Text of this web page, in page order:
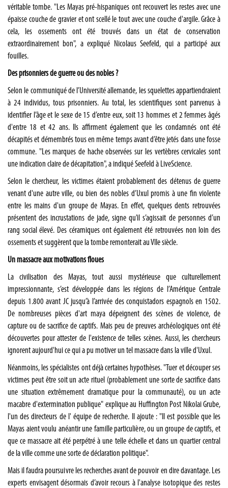
véritable tombe. "Les Mayas pré-hispaniques ont recouvert les restes avec une
épaisse couche de gravier et ont scellé le tout avec une couche d'argile. Grâce à
cela, les ossements ont été trouvés dans un état de conservation
extraordinairement bon", a expliqué Nicolaus Seefeld, qui a participé aux
fouilles.
Des prisonniers de guerre ou des nobles ?
Selon le communiqué de l’Université allemande, les squelettes appartiendraient
à 24 individus, tous prisonniers. Au total, les scientifiques sont parvenus à
identifier l’âge et le sexe de 15 d’entre eux, soit 13 hommes et 2 femmes âgés
d'entre 18 et 42 ans. Ils affirment également que les condamnés ont été
décapités et démembrés tous en même temps avant d’être jetés dans une fosse
commune. "Les marques de hache observées sur les vertèbres cervicales sont
une indication claire de décapitation", a indiqué Seefeld à LiveScience.
Selon le chercheur, les victimes étaient probablement des détenus de guerre
venant d'une autre ville, ou bien des nobles d’Uxul promis à une fin violente
entre les mains d'un groupe de Mayas. En effet, quelques dents retrouvées
présentent des incrustations de jade, signe qu’il s’agissait de personnes d’un
rang social élevé. Des céramiques ont également été retrouvées non loin des
ossements et suggèrent que la tombe remonterait au VIIe siècle.
Un massacre aux motivations floues
La civilisation des Mayas, tout aussi mystérieuse que culturellement
impressionnante, s’est développée dans les régions de l’Amérique Centrale
depuis 1.800 avant JC jusqu’à l’arrivée des conquistadors espagnols en 1502.
De nombreuses pièces d'art maya dépeignent des scènes de violence, de
capture ou de sacrifice de captifs. Mais peu de preuves archéologiques ont été
découvertes pour attester de l'existence de telles scènes. Aussi, les chercheurs
ignorent aujourd'hui ce qui a pu motiver un tel massacre dans la ville d'Uxul.
Néanmoins, les spécialistes ont déjà certaines hypothèses. "Tuer et découper ses
victimes peut être soit un acte rituel (probablement une sorte de sacrifice dans
une situation extrêmement dramatique pour la communauté), ou un acte
macabre d'extermination publique" explique au Huffington Post Nikolai Grube,
l'un des directeurs de l' équipe de recherche. Il ajoute : "Il est possible que les
Mayas aient voulu anéantir une famille particulière, ou un groupe de captifs, et
que ce massacre ait été perpétré à une telle échelle et dans un quartier central
de la ville comme une sorte de déclaration politique".
Mais il faudra poursuivre les recherches avant de pouvoir en dire davantage. Les
experts envisagent désormais d’avoir recours à l'analyse isotopique des restes